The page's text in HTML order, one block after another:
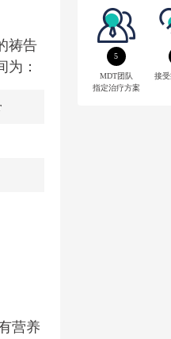
5
MDT团队
指定治疗方案
接
祷告
：
营养